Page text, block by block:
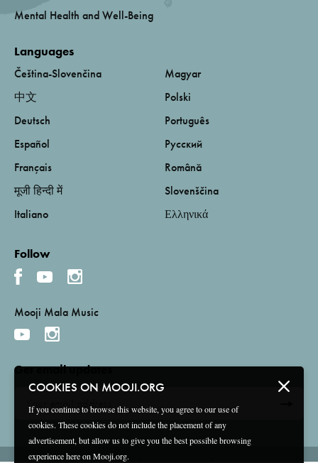
COOKIES ON MOOJI.ORG
If you continue to browse this website, you agree to our use of
cookies. These cookies do not include the placement of any
advertisement, but allow us to give you the best possible browsing
experience here on Mooji.org.
Mental Health and Well-Being
Languages
Čeština-Slovenčina
中文
Deutsch
Español
Français
मूजी हिन्दी में
Italiano
Magyar
Polski
Português
Русский
Română
Slovenščina
Ελληνικά
Follow
Mooji Mala Music
Get email updates